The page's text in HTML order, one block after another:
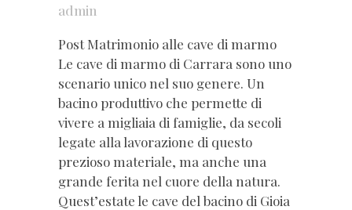
admin
Post Matrimonio alle cave di marmo
Le cave di marmo di Carrara sono uno
scenario unico nel suo genere. Un
bacino produttivo che permette di
vivere a migliaia di famiglie, da secoli
legate alla lavorazione di questo
prezioso materiale, ma anche una
grande ferita nel cuore della natura.
Quest’estate le cave del bacino di Gioia